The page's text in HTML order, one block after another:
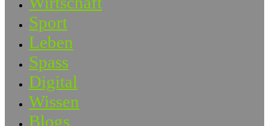
Sport
Leben
Spass
Digital
Wissen
Blogs